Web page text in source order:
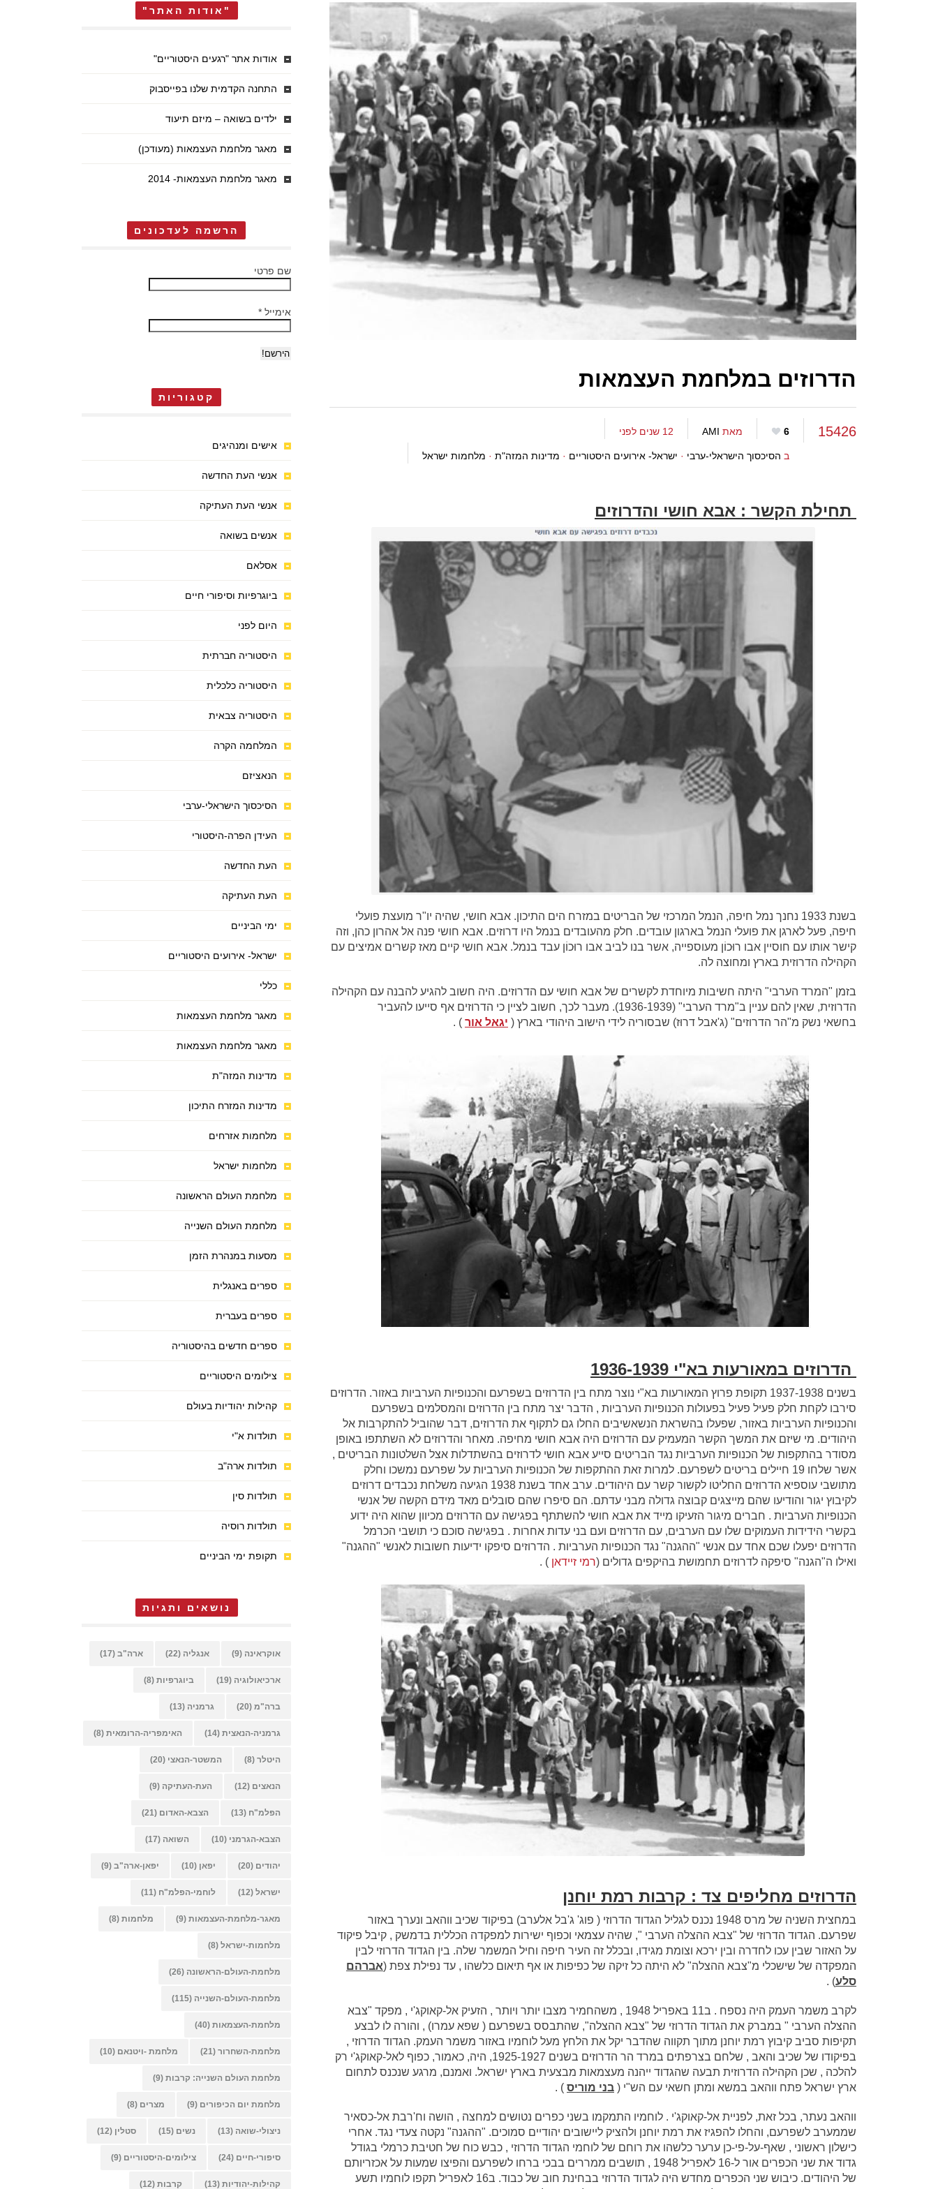
הדרוזים במלחמת העצמאות
15426
6 מאת AMI 12 שנים לפני
ב הסיכסוך הישראלי-ערבי · ישראל- אירועים היסטוריים · מדינות המזה"ת · מלחמות ישראל
תחילת הקשר : אבא חושי והדרוזים
בשנת 1933 נחנך נמל חיפה, הנמל המרכזי של הבריטים במזרח הים התיכון. אבא חושי, שהיה יו"ר מועצת פועלי
חיפה, פעל לארגן את פועלי הנמל בארגון עובדים. חלק מהעובדים בנמל היו דרוזים. אבא חושי פנה אל אהרון כהן, וזה
קישר אותו עם חוסיין אבו רוּכוֹן מעוספייה, אשר בנו לביב אבו רוּכוֹן עבד בנמל. אבא חושי קיים מאז קשרים אמיצים עם
הקהילה הדרוזית בארץ ומחוצה לה.
בזמן "המרד הערבי" היתה חשיבות מיוחדת לקשרים של אבא חושי עם הדרוזים. היה חשוב להגיע להבנה עם הקהילה
הדרוזית, שאין להם עניין ב"מרד הערבי" (1936-1939). מעבר לכך, חשוב לציין כי הדרוזים אף סייעו להעביר
בחשאי נשק מ"הר הדרוזים" (ג'אבל דרוּז) שבסוריה לידי הישוב היהודי בארץ ( יגאל אור ) .
הדרוזים במאורעות בא"י 1936-1939
בשנים 1937-1938 תקופת פרוץ המאורעות בא"י נוצר מתח בין הדרוזים בשפרעם והכנופיות הערביות באזור. הדרוזים
סירבו לקחת חלק פעיל פעיל בפעולות הכנופיות הערביות , הדבר יצר מתח בין הדרוזים והמסלמים בשפרעם
והכנופיות הערביות באזור, שפעלו בהשראת הנשאשיבים החלו גם לתקוף את הדרוזים, דבר שהוביל להתקרבות אל
היהודים. מי שיזם את המשך הקשר המעמיק עם הדרוזים היה אבא חושי מחיפה. מאחר והדרוזים לא השתתפו באופן
מסודר בהתקפות של הכנופיות הערביות נגד הבריטים סייע אבא חושי לדרוזים בהשתדלות אצל השלטונות הבריטים ,
אשר שלחו 19 חיילים בריטים לשפרעם. למרות זאת ההתקפות של הכנופיות הערביות על שפרעם נמשכו וחלק
מתושבי עוספיא הדרוזים החליטו לקשור קשר עם היהודים. ערב אחד בשנת 1938 הגיעה משלחת נכבדים דרוזים
לקיבוץ יגור והודיעו שהם מייצגים קבוצה גדולה מבני עדתם. הם סיפרו שהם סובלים מאד מידם הקשה של אנשי
הכנופיות הערביות . חברים מיגור הזעיקו מייד את אבא חושי להשתתף בפגישה עם הדרוזים מכיוון שהוא היה ידוע
בקשרי הידידות העמוקים שלו עם הערבים, עם הדרוזים ועם בני עדות אחרות . בפגישה סוכם כי תושבי הכרמל
הדרוזים יפעלו שכם אחד עם אנשי "ההגנה" נגד הכנופיות הערביות . הדרוזים סיפקו ידיעות חשובות לאנשי "ההגנה"
ואילו ה"הגנה" סיפקה לדרוזים תחמושת בהיקפים גדולים (רמי זיידאן ) .
הדרוזים מחליפים צד : קרבות רמת יוחנן
במחצית השניה של מרס 1948 נכנס לגליל הגדוד הדרוזי ( פוג' ג'בל אלערב) בפיקוד שכיב ווהאב ונערך באזור
שפרעם. הגדוד הדרוזי של "צבא ההצלה הערבי ", שהיה עצמאי וכפוף ישירות למפקדה הכללית בדמשק , קיבל פיקוד
על האזור שבין עכו לחדרה ובין ירכא וצומת מגידו, ובכלל זה העיר חיפה וחיל המשמר שלה. בין הגדוד הדרוזי לבין
המפקדה של שישכלי מ"צבא ההצלה" לא היתה כל זיקה של כפיפות או אף תיאום כלשהו , עד נפילת צפת (אברהם
סלע) .
לקרב משמר העמק היה נספח . ב11 באפריל 1948 , משהחמיר מצבו יותר ויותר , הזעיק אל-קאוקג'י , מפקד "צבא
ההצלה הערבי " במברק את הגדוד הדרוזי של "צבא ההצלה", שהתבסס בשפרעם ( שפא עמרו) , והורה לו לבצע
תקיפות סביב קיבוץ רמת יוחנן מתוך תקווה שהדבר יקל את הלחץ מעל לוחמיו באזור משמר העמק. הגדוד הדרוזי ,
בפיקודו של שכיב והאב , שלחם בצרפתים במרד הר הדרוזים בשנים 1925-1927, היה, כאמור, כפוף לאל-קאוקג'י רק
להלכה , שכן הקהילה הדרוזית תבעה שהגדוד ייהנה מעצמאות מבצעית בארץ ישראל. ואמנם, מרגע שנכנס לתחום
ארץ ישראל פתח ווהאב במשא ומתן חשאי עם הש"י ( בני מוריס ) .
ווהאב נעתר, בכל זאת, לפניית אל-קאוקג'י . לוחמיו התמקמו בשני כפרים נטושים למחצה , הושה וח'רבת אל-כסאיר
שממערב לשפרעם, והחלו להפגיז את רמת יוחנן ולהציק ליישובים יהודיים סמוכים. "ההגנה" נקטה צעדי נגד. אחרי
כישלון ראשוני , שאף-על-פי-כן ערער כלשהו את רוחם של לוחמי הגדוד הדרוזי , כבש כוח של חטיבת כרמלי בגודל
גדוד את שני הכפרים אור ל-16 לאפריל 1948 , תושבים ממררים בבכי ברחו לשפרעם והפיצו שמעות על אכזריותם
של היהודים. כיבוש שני הכפרים מחדש היה לגדוד הדרוזי בבחינת חוב של כבוד. ב16 לאפריל תקפו לוחמיו תשע
"אודות האתר"
אודות אתר "רגעים היסטוריים"
התחנה הקדמית שלנו בפייסבוק
ילדים בשואה – מיזם תיעוד
מאגר מלחמת העצמאות (מעודכן)
מאגר מלחמת העצמאות- 2014
הרשמה לעדכונים
שם פרטי
אימייל *
קטגוריות
אישים ומנהיגים
אנשי העת החדשה
אנשי העת העתיקה
אנשים בשואה
אסלאם
ביוגרפיות וסיפורי חיים
היום לפני
היסטוריה חברתית
היסטוריה כלכלית
היסטוריה צבאית
המלחמה הקרה
הנאציזם
הסיכסוך הישראלי-ערבי
העידן הפרה-היסטורי
העת החדשה
העת העתיקה
ימי הביניים
ישראל- אירועים היסטוריים
כללי
מאגר מלחמת העצמאות
מאגר מלחמת העצמאות
מדינות המזה"ת
מדינות המזרח התיכון
מלחמות אזרחים
מלחמות ישראל
מלחמת העולם הראשונה
מלחמת העולם השנייה
מסעות במנהרת הזמן
ספרים באנגלית
ספרים בעברית
ספרים חדשים בהיסטוריה
צילומים היסטוריים
קהילות יהודיות בעולם
תולדות א"י
תולדות ארה"ב
תולדות סין
תולדות רוסיה
תקופת ימי הביניים
נושאים ותגיות
אוקראינה (9) אנגליה (22) ארה"ב (17)
ארכיאולוגיה (19) ביוגרפיות (8)
ברה"מ (20) גרמניה (13)
גרמניה-הנאצית (14) האימפריה-הרומאית (8)
היטלר (8) המשטר-הנאצי (20)
הנאצים (12) העת-העתיקה (9)
הפלמ"ח (13) הצבא-האדום (21)
הצבא-הגרמני (10) השואה (17)
יהודים (20) יפאן (10) יפאן-ארה"ב (9)
ישראל (12) לוחמי-הפלמ"ח (11)
מאגר-מלחמת-העצמאות (9) מלחמות (8)
מלחמות-ישראל (8)
מלחמת-העולם-הראשונה (26)
מלחמת-העולם-השנייה (115)
מלחמת-העצמאות (40)
מלחמת-השחרור (21) מלחמת -ויטנאם (10)
מלחמת העולם השנייה: קרבות (9)
מלחמת יום הכיפורים (9) מצרים (8)
ניצולי-שואה (13) נשים (15) סטלין (12)
סיפורי-חיים (24) צילומים-היסטוריים (9)
קהילות-יהודיות (13) קרבות (12)